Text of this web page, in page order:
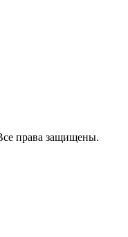
права защищены.